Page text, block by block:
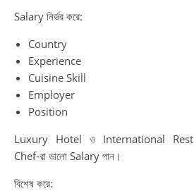
Salary নির্ভর করে:
Country
Experience
Cuisine Skill
Employer
Position
Luxury Hotel ও International
Chef-রা ভালো Salary পান।
বিশেষ করে: